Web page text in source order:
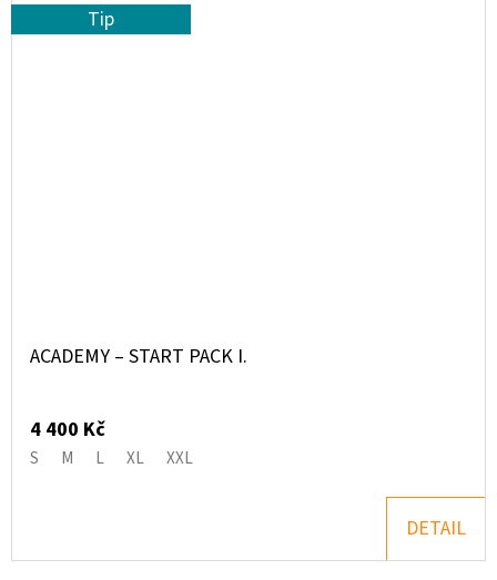
Tip
ACADEMY – START PACK I.
4 400 Kč
S M L XL XXL
DETAIL